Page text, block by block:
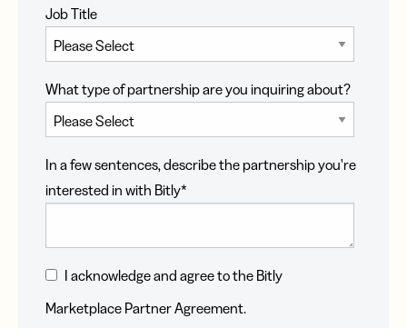
Job Title
What type of partnership are you inquiring about?
In a few sentences, describe the partnership you're
interested in with Bitly*
I acknowledge and agree to the Bitly
Marketplace Partner Agreement.